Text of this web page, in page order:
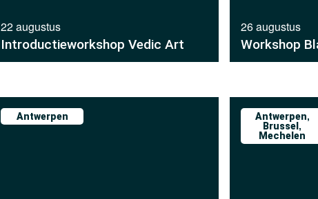
22 augustus
Introductieworkshop Vedic Art
26 augustus
Workshop
Antwerpen Antwerpen,
Brussel ,
Mechelen